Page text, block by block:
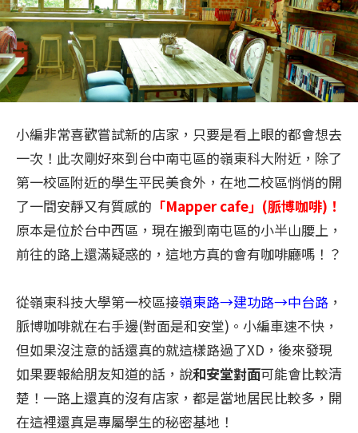
小編非常喜歡嘗試新的店家，只要是看上眼的都會想去
一次！此次剛好來到台中南屯區的嶺東科大附近，除了
第一校區附近的學生平民美食外，在地二校區悄悄的開
了一間安靜又有質感的 「Mapper cafe」(脈博咖啡)！
原本是位於台中西區，現在搬到南屯區的小半山腰上，
前往的路上還滿疑惑的，這地方真的會有咖啡廳嗎！？
從嶺東科技大學第一校區接嶺東路→建功路→中台路 ，
脈博咖啡就在右手邊(對面是和安堂)。小編車速不快，
但如果沒注意的話還真的就這樣路過了XD，後來發現
如果要報給朋友知道的話，說和安堂對面可能會比較清
楚！一路上還真的沒有店家，都是當地居民比較多，開
在這裡還真是專屬學生的秘密基地！